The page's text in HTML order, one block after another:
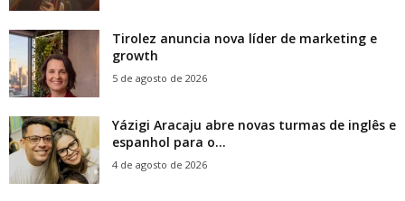
Tirolez anuncia nova líder de marketing e
growth
5 de agosto de 2026
Yázigi Aracaju abre novas turmas de inglês e
espanhol para o...
4 de agosto de 2026